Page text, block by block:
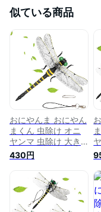
似ている商品
おにやんま おにやん
まくん 虫除け オニ
ヤンマ 虫除け 大き
い 12cm 本物サイズ
蜂よけオニヤンマ 蜻
蛉 昆虫 虫 動物 模型
トンボ 登山 キャン
プ 釣り 衣服 玄関 室
内装飾など
430円